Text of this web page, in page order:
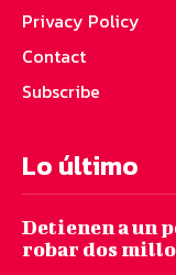
Privacy Policy
Contact
Subscribe
Lo último
Detienen a un
robar dos